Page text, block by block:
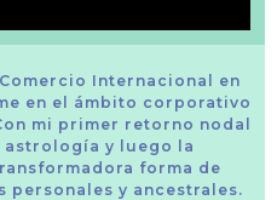
Internacional en
en el ámbito corporativo
mi primer retorno nodal
y luego la
forma de
personales y ancestrales.